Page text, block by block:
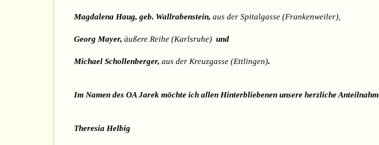
Magdalena Haug, geb. Wallrabenstein, aus der Spitalgasse (Frankenweiler),
Georg Mayer, äußere Reihe (Karlsruhe) und
Michael Schollenberger, aus der Kreuzgasse (Ettlingen).
Im Namen des OA Jarek möchte ich allen Hinterbliebenen unsere herzliche
Theresia Helbig